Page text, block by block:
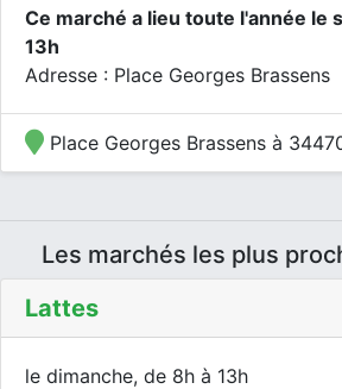
Ce marché a lieu toute l'année le
13h
Adresse : Place Georges Brassens
Place Georges Brassens à
Les marchés les plus
Lattes
le dimanche, de 8h à 13h